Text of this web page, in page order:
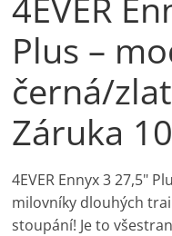
Plus –
černá/
Záruka
4EVER Ennyx 3 27,5"
milovníky dlouhých
stoupání! Je to